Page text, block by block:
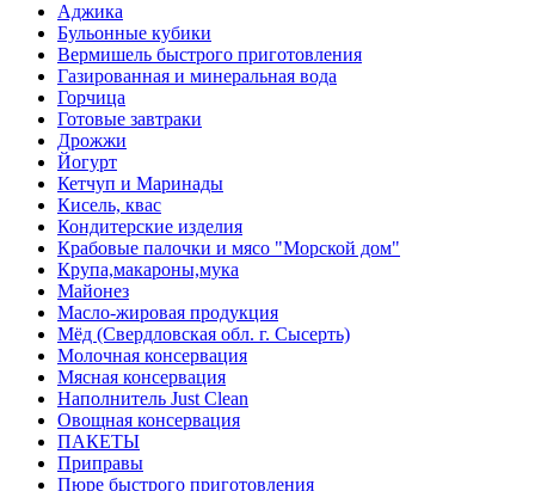
Аджика
Бульонные кубики
Вермишель быстрого приготовления
Газированная и минеральная вода
Горчица
Готовые завтраки
Дрожжи
Йогурт
Кетчуп и Маринады
Кисель, квас
Кондитерские изделия
Крабовые палочки и мясо "Морской дом"
Крупа,макароны,мука
Майонез
Масло-жировая продукция
Мёд (Свердловская обл. г. Сысерть)
Молочная консервация
Мясная консервация
Наполнитель Just Clean
Овощная консервация
ПАКЕТЫ
Приправы
Пюре быстрого приготовления